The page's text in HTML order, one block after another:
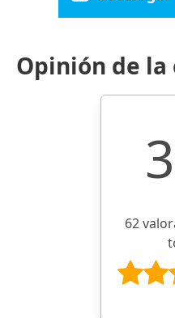
Opinión de
62